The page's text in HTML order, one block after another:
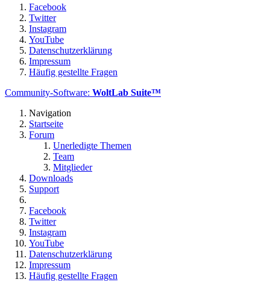
Facebook
Twitter
Instagram
YouTube
Datenschutzerklärung
Impressum
Häufig gestellte Fragen
Community-Software: WoltLab Suite™
Navigation
Startseite
Forum
Unerledigte Themen
Team
Mitglieder
Downloads
Support
Facebook
Twitter
Instagram
YouTube
Datenschutzerklärung
Impressum
Häufig gestellte Fragen